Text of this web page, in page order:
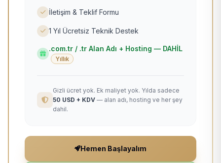
İletişim & Teklif Formu
1 Yıl Ücretsiz Teknik Destek
.com.tr / .tr Alan Adı + Hosting — DAHİL
Yıllık
Gizli ücret yok. Ek maliyet yok. Yılda sadece
50 USD + KDV — alan adı, hosting ve her şey
dahil.
Hemen Başlayalım